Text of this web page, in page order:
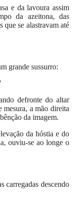
e da lavoura assim
da azeitona, das
que se alastravam até
grande sussurro:
defronte do altar
mesura, a mão direita
da imagem.
da hóstia e do
ouviu-se ao longe o
carregadas descendo